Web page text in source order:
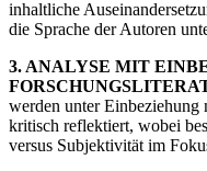
inhaltliche
die Sprache der Autoren
3. ANALYSE MIT
werden unter Einbeziehung
kritisch reflektiert, wobei
versus Subjektivität im